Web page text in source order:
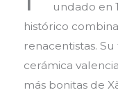
undado en
histórico
renacentistas.
cerámica
más bonitas de